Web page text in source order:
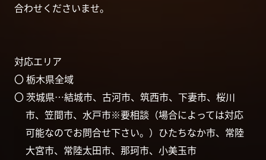
合わせくださいませ。
対応エリア
〇 栃木県全域
〇 茨城県…結城市、古河市、筑西市、下妻市、桜川
市、笠間市、水戸市※要相談（場合によっては対応
可能なのでお問合せ下さい。）ひたちなか市、常陸
大宮市、常陸太田市、那珂市、小美玉市